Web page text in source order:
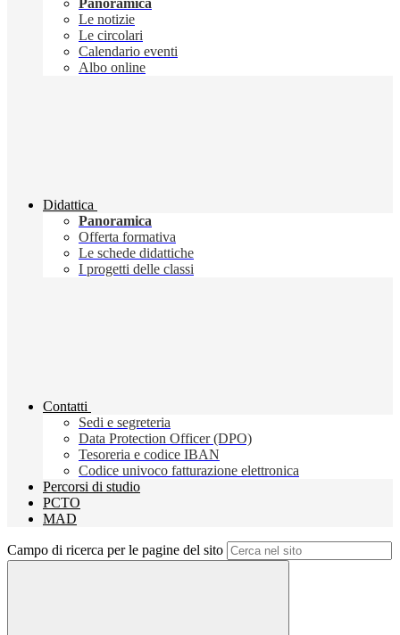
Panoramica
Le notizie
Le circolari
Calendario eventi
Albo online
Didattica
Panoramica
Offerta formativa
Le schede didattiche
I progetti delle classi
Contatti
Sedi e segreteria
Data Protection Officer (DPO)
Tesoreria e codice IBAN
Codice univoco fatturazione elettronica
Percorsi di studio
PCTO
MAD
Campo di ricerca per le pagine del sito